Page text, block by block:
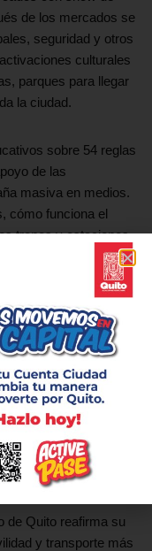
de los mercados se
seguridad y otros
culturales
parques para llegar
la ciudad.
sobre 54 reglas
de las
masiva en medios.
cómo funciona el
trenes y estaciones
en el MetroTaller.
esta obra brinda, el
por debajo de la
más moderno del
estas temáticas
conocido como
y mejorar el
de transporte
de Quito reafirma su
y transporte más